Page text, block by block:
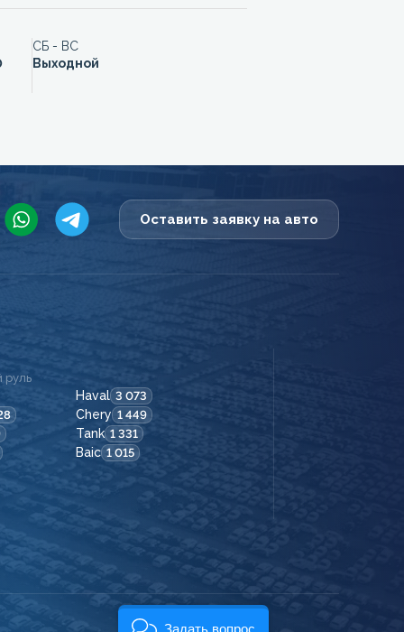
СБ - ВС
Выходной
Оставить заявку на авто
руль
Haval 3 073
Chery 1 449
Tank 1 331
Baic 1 015
Задать вопрос